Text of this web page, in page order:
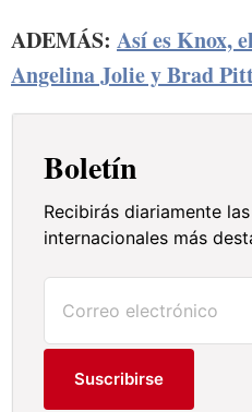
ADEMÁS: Así es Knox,
Angelina Jolie y Brad
Boletín
Recibirás diariamente
internacionales más
Suscribirse